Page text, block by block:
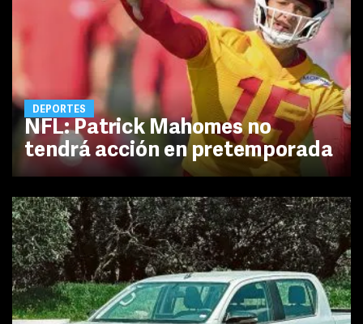
DEPORTES
NFL: Patrick Mahomes no
tendrá acción en pretemporada